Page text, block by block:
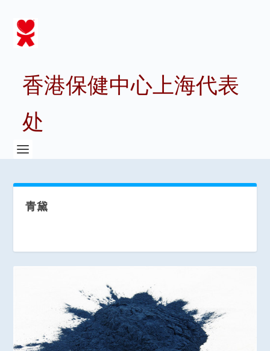
香港保健中心上海代表
处
青黛